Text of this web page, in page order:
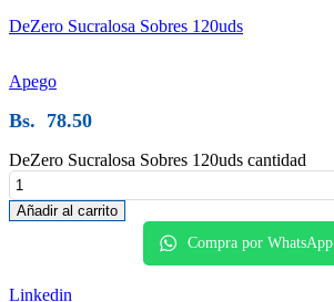
DeZero Sucralosa Sobres 120uds
Apego
Bs. 78.50
DeZero Sucralosa Sobres 120uds cantidad
Añadir al carrito
Compra por WhatsApp
Linkedin